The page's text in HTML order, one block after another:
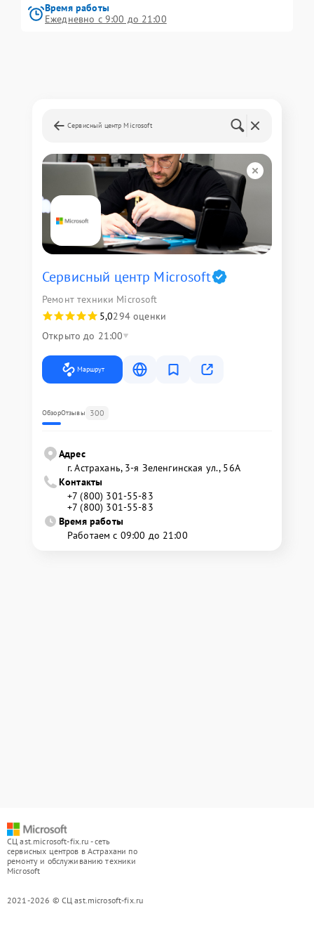
Время работы
Ежедневно с 9:00 до 21:00
Сервисный центр Microsoft
Сервисный центр Microsoft
Ремонт техники Microsoft
5,0294 оценки
Открыто до 21:00
Маршрут
ОбзорОтзывы 300
Адрес
г. Астрахань, 3-я Зеленгинская ул., 56А
Контакты
+7 (800) 301-55-83
+7 (800) 301-55-83
Время работы
Работаем с 09:00 до 21:00
СЦ ast.microsoft-fix.ru - сеть
сервисных центров в Астрахани по
ремонту и обслуживанию техники
Microsoft
2021-2026 © СЦ ast.microsoft-fix.ru